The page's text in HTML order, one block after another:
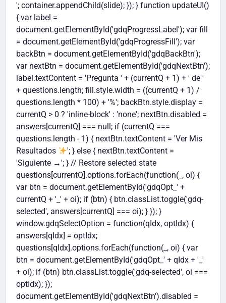
'; container.appendChild(slide); }); } function updateUI()
{ var label =
document.getElementById('gdqProgressLabel'); var fill
= document.getElementById('gdqProgressFill'); var
backBtn = document.getElementById('gdqBackBtn');
var nextBtn = document.getElementById('gdqNextBtn');
label.textContent = 'Pregunta ' + (currentQ + 1) + ' de '
+ questions.length; fill.style.width = ((currentQ + 1) /
questions.length * 100) + '%'; backBtn.style.display =
currentQ > 0 ? 'inline-block' : 'none'; nextBtn.disabled =
answers[currentQ] === null; if (currentQ ===
questions.length - 1) { nextBtn.textContent = 'Ver Mis
Resultados
'; } else { nextBtn.textContent =
'Siguiente →'; } // Restore selected state
questions[currentQ].options.forEach(function(_, oi) {
var btn = document.getElementById('gdqOpt_' +
currentQ + '_' + oi); if (btn) { btn.classList.toggle('gdq-
selected', answers[currentQ] === oi); } }); }
window.gdqSelectOption = function(qIdx, optIdx) {
answers[qIdx] = optIdx;
questions[qIdx].options.forEach(function(_, oi) { var
btn = document.getElementById('gdqOpt_' + qIdx + '_'
+ oi); if (btn) btn.classList.toggle('gdq-selected', oi ===
optIdx); });
document.getElementById('gdqNextBtn').disabled =